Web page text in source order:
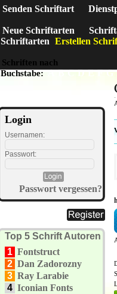
Senden Schriftart
Neue Schriftarten
Schriftarten Erstellen
Schriften nach
Buchstabe: A B C D E F G
Login
Usernamen:
Passwort:
Passwort vergessen?
Top 5 Schrift Autoren
1 Fontstruct
2 Dan Zadorozny
3 Ray Larabie
4 Iconian Fonts